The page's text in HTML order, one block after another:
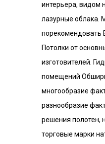
интерьера, видом
лазурные облака.
порекомендовать
Потолки от
изготовителей.
помещений
многообразие
разнообразие
решения полотен,
торговые марки